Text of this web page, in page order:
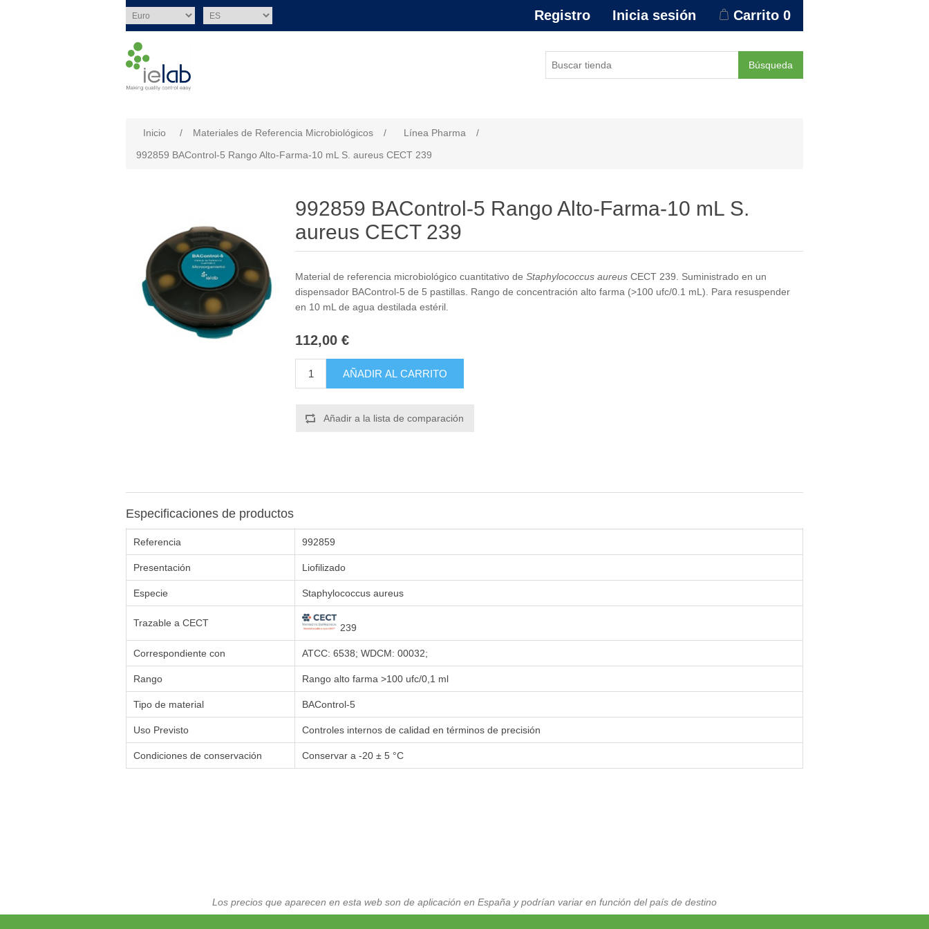
Registro Inicia sesión Carrito 0
Búsqueda
Inicio / Materiales de Referencia Microbiológicos / Línea Pharma
/
992859 BAControl-5 Rango Alto-Farma-10 mL S. aureus CECT 239
992859 BAControl-5 Rango Alto-Farma-10 mL S.
aureus CECT 239
Material de referencia microbiológico cuantitativo de Staphylococcus aureus CECT 239. Suministrado en un
dispensador BAControl-5 de 5 pastillas. Rango de concentración alto farma (>100 ufc/0.1 mL). Para resuspender
en 10 mL de agua destilada estéril.
112,00 €
AÑADIR AL CARRITO
Añadir a la lista de comparación
Especificaciones de productos
Referencia 992859
Presentación Liofilizado
Especie Staphylococcus aureus
Trazable a CECT 239
Correspondiente con ATCC: 6538; WDCM: 00032;
Rango Rango alto farma >100 ufc/0,1 ml
Tipo de material BAControl-5
Uso Previsto Controles internos de calidad en términos de precisión
Condiciones de conservación Conservar a -20 ± 5 °C
Los precios que aparecen en esta web son de aplicación en España y podrían variar en función del país de destino